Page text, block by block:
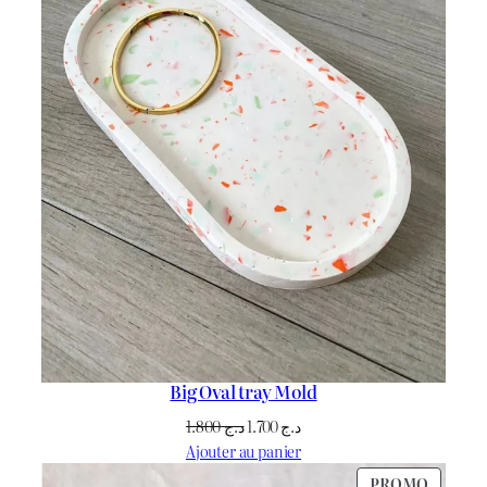
Big Oval tray Mold
د.ج1.800
Le
prix
د.ج1.700
Le
prix
Ajouter au panier